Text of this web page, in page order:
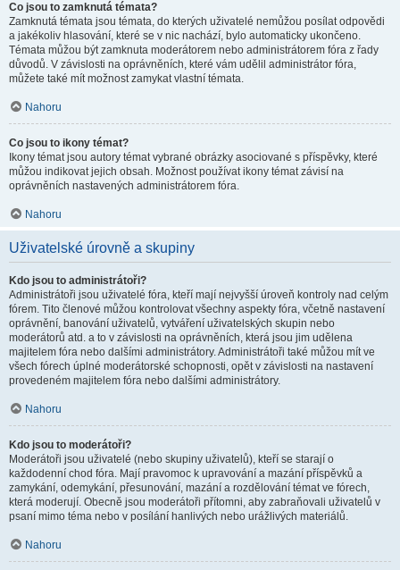
Co jsou to zamknutá témata?
Zamknutá témata jsou témata, do kterých uživatelé nemůžou posílat odpovědi
a jakékoliv hlasování, které se v nic nachází, bylo automaticky ukončeno.
Témata můžou být zamknuta moderátorem nebo administrátorem fóra z řady
důvodů. V závislosti na oprávněních, které vám udělil administrátor fóra,
můžete také mít možnost zamykat vlastní témata.
Nahoru
Co jsou to ikony témat?
Ikony témat jsou autory témat vybrané obrázky asociované s příspěvky, které
můžou indikovat jejich obsah. Možnost používat ikony témat závisí na
oprávněních nastavených administrátorem fóra.
Nahoru
Uživatelské úrovně a skupiny
Kdo jsou to administrátoři?
Administrátoři jsou uživatelé fóra, kteří mají nejvyšší úroveň kontroly nad celým
fórem. Tito členové můžou kontrolovat všechny aspekty fóra, včetně nastavení
oprávnění, banování uživatelů, vytváření uživatelských skupin nebo
moderátorů atd. a to v závislosti na oprávněních, která jsou jim udělena
majitelem fóra nebo dalšími administrátory. Administrátoři také můžou mít ve
všech fórech úplné moderátorské schopnosti, opět v závislosti na nastavení
provedeném majitelem fóra nebo dalšími administrátory.
Nahoru
Kdo jsou to moderátoři?
Moderátoři jsou uživatelé (nebo skupiny uživatelů), kteří se starají o
každodenní chod fóra. Mají pravomoc k upravování a mazání příspěvků a
zamykání, odemykání, přesunování, mazání a rozdělování témat ve fórech,
která moderují. Obecně jsou moderátoři přítomni, aby zabraňovali uživatelů v
psaní mimo téma nebo v posílání hanlivých nebo urážlivých materiálů.
Nahoru